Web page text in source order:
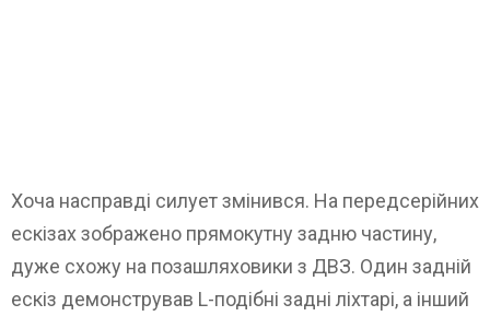
Хоча насправді силует змінився. На передсерійних
ескізах зображено прямокутну задню частину,
дуже схожу на позашляховики з ДВЗ. Один задній
ескіз демонстрував L-подібні задні ліхтарі, а інший